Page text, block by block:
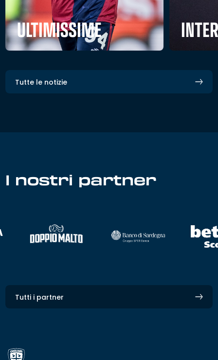
ULTIMISSIME
Tutte le notizie
I nostri partner
Tutti i partner